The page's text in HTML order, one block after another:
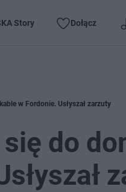
Story Dołącz
w Fordonie. Usłyszał zarzuty
się do